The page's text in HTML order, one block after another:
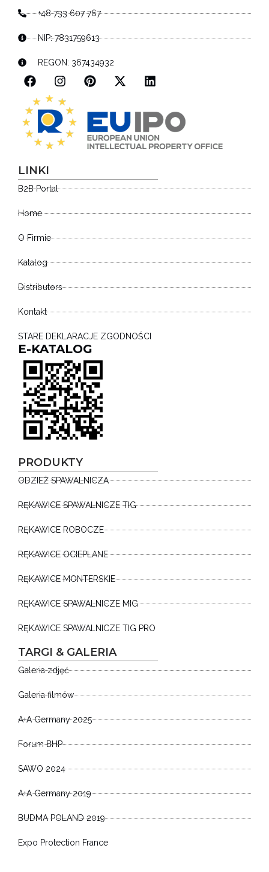
+48 733 607 767
NIP: 7831759613
REGON: 367434932
LINKI
B2B Portal
Home
O Firmie
Katalog
Distributors
Kontakt
STARE DEKLARACJE ZGODNOŚCI
E-KATALOG
PRODUKTY
ODZIEŻ SPAWALNICZA
RĘKAWICE SPAWALNICZE TIG
RĘKAWICE ROBOCZE
RĘKAWICE OCIEPLANE
RĘKAWICE MONTERSKIE
RĘKAWICE SPAWALNICZE MIG
RĘKAWICE SPAWALNICZE TIG PRO
TARGI & GALERIA
Galeria zdjęć
Galeria filmów
A+A Germany 2025
Forum BHP
SAWO 2024
A+A Germany 2019
BUDMA POLAND 2019
Expo Protection France